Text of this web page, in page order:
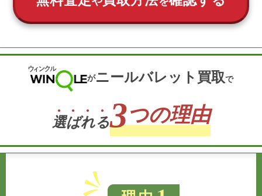
がニールバレット買取で
選ばれる3つの理由